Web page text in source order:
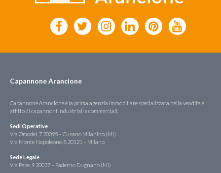
Capannone Arancione
Capannone Arancione è la prima agenzia immobiliare specializzata nella vendita e
affitto di capannoni industriali e commerciali.
Sedi Operative
Via Omodei, 7 20095 – Cusano Milanino (Mi)
Via Monte Napoleone, 8 20121 – Milano
Sede Legale
Via Pepe, 9 20037 – Paderno Dugnano (Mi)